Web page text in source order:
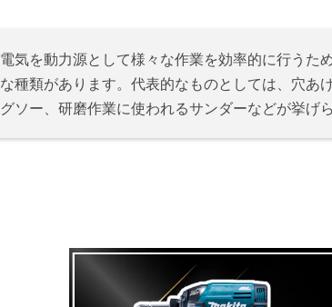
電気を動力源として様々な作業を効率的に行うた
な種類があります。代表的なものとしては、穴あ
グソー、研磨作業に使われるサンダーなどが挙げら